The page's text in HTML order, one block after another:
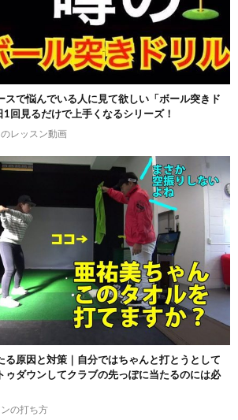
スで悩んでいる人に見て欲しい「ボール突きド
回見るだけで上手くなるシリーズ！
レッスン動画
る原因と対策｜自分ではちゃんと打とうとして
ゥダウンしてクラブの先っぽに当たるのには必
の打ち方